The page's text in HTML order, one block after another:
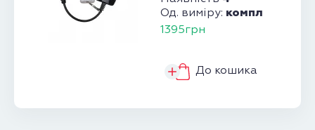
диму
Од. виміру: компл
1395грн
До кошика